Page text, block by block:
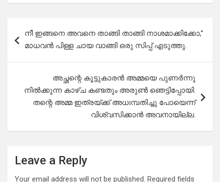
navigation
നീ ഇങ്ങനെ അവനെ താങ്ങി താങ്ങി നാശമാക്കിക്കോ,”
മാധവൻ പിള്ള ചായ വാങ്ങി ഒരു സിപ്പ് എടുത്തു.
അച്ഛന്റെ കൂട്ടുകാരൻ അമ്മയെ പുണർന്നു
നിൽക്കുന്ന കാഴ്ച കണ്ടതും അരുൺ ഞെട്ടിപ്പോയി.
തന്റെ അമ്മ ഇത്രയ്ക്ക് അധഃമ്പതിച്ചു പോയെന്ന്
വിശ്വസിക്കാൻ അവനായില്ല.
Leave a Reply
Your email address will not be published. Required fields